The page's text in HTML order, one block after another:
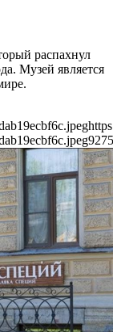
распахнул
Музей является
927